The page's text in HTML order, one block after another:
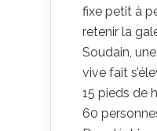
fixe petit à
retenir la
Soudain,
vive fait
15 pieds de
60